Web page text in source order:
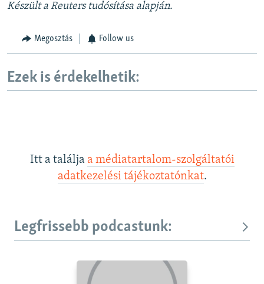
Készült a Reuters tudósítása alapján.
Megosztás Follow us
Ezek is érdekelhetik:
Itt a találja a médiatartalom-szolgáltatói
adatkezelési tájékoztatónkat.
Legfrissebb podcastunk: